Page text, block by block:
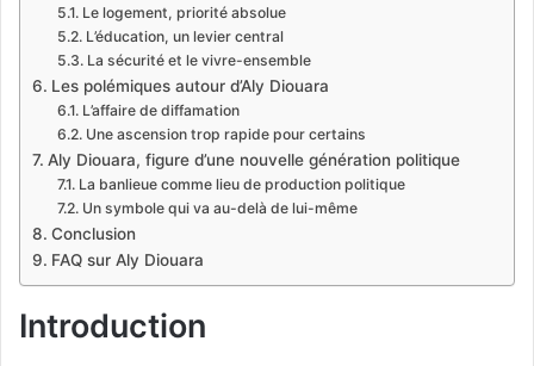
Le logement, priorité absolue
L’éducation, un levier central
La sécurité et le vivre-ensemble
Les polémiques autour d’Aly Diouara
L’affaire de diffamation
Une ascension trop rapide pour certains
Aly Diouara, figure d’une nouvelle génération politique
La banlieue comme lieu de production politique
Un symbole qui va au-delà de lui-même
Conclusion
FAQ sur Aly Diouara
Introduction